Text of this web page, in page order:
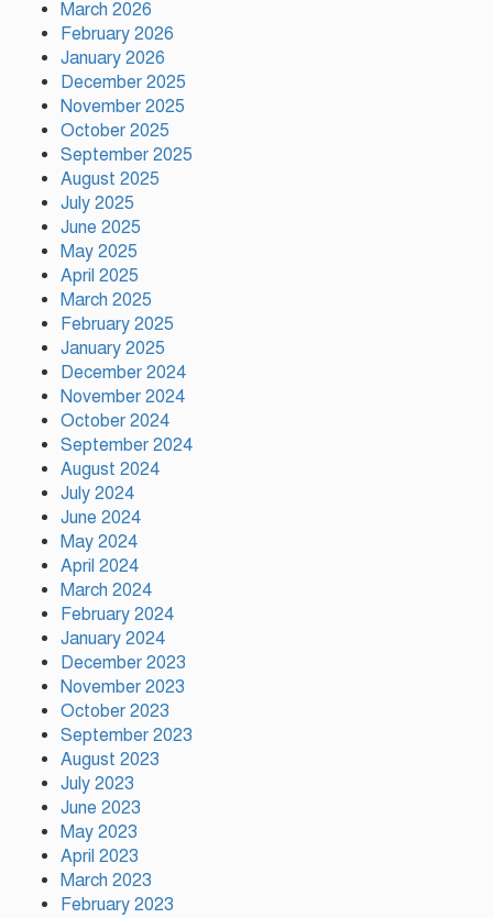
সম্প্রীতির উজ্জ্বল দৃষ্টান্ত আউচপাড়ায়!
অস্ট্রেলিয়ার বিপক্ষে টেস্ট সিরিজ ৫৪
March 2026
February 2026
January 2026
December 2025
November 2025
October 2025
September 2025
August 2025
July 2025
June 2025
May 2025
April 2025
March 2025
February 2025
January 2025
December 2024
November 2024
October 2024
September 2024
August 2024
July 2024
June 2024
May 2024
April 2024
March 2024
February 2024
January 2024
December 2023
November 2023
October 2023
September 2023
August 2023
July 2023
June 2023
May 2023
April 2023
March 2023
February 2023